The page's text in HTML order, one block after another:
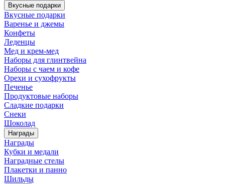
Вкусные подарки
Вкусные подарки
Варенье и джемы
Конфеты
Леденцы
Мед и крем-мед
Наборы для глинтвейна
Наборы с чаем и кофе
Орехи и сухофрукты
Печенье
Продуктовые наборы
Сладкие подарки
Снеки
Шоколад
Награды
Награды
Кубки и медали
Наградные стелы
Плакетки и панно
Шильды